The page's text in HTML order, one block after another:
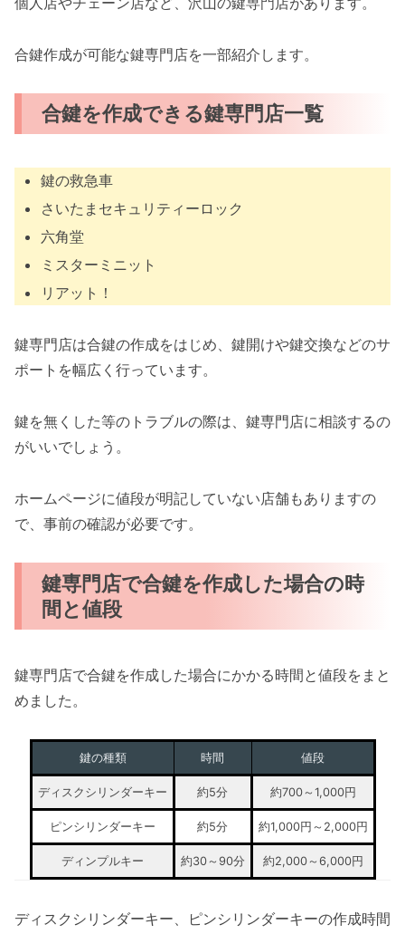
合鍵作成が可能な鍵専門店を一部紹介します。
合鍵を作成できる鍵専門店一覧
鍵の救急車
さいたまセキュリティーロック
六角堂
ミスターミニット
リアット！
鍵専門店は合鍵の作成をはじめ、鍵開けや鍵交換などのサ
ポートを幅広く行っています。
鍵を無くした等のトラブルの際は、鍵専門店に相談するの
がいいでしょう。
ホームページに値段が明記していない店舗もありますの
で、事前の確認が必要です。
鍵専門店で合鍵を作成した場合の時
間と値段
鍵専門店で合鍵を作成した場合にかかる時間と値段をまと
めました。
鍵の種類 時間 値段
ディスクシリンダーキー 約5分 約700～1,000円
ピンシリンダーキー 約5分 約1,000円～2,000円
ディンプルキー 約30～90分 約2,000～6,000円
ディスクシリンダーキー、ピンシリンダーキーの作成時間